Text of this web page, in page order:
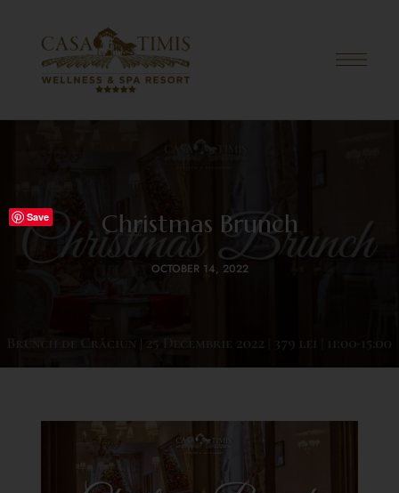
Christmas Brunch
OCTOBER 14, 2022
Save